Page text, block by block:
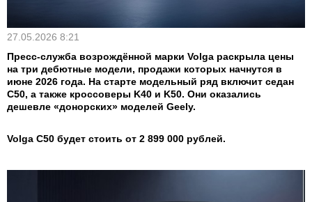
27.05.2026 8:21
Пресс-служба возрождённой марки Volga раскрыла цены
на три дебютные модели, продажи которых начнутся в
июне 2026 года. На старте модельный ряд включит седан
C50, а также кроссоверы K40 и K50. Они оказались
дешевле «донорских» моделей Geely.
Volga C50 будет стоить от 2 899 000 рублей.